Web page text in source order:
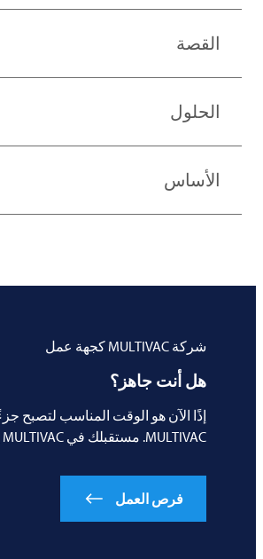
القصة
الحلول
الأساس
شركة MULTIVAC كجهة عمل
هل أنت جاهز؟
إذًا الآن هو الوقت المناسب لتصبح
MULTIVAC. مستقبلك في MULTIVAC
فرص العمل